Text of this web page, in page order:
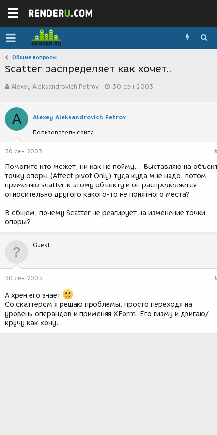
Общие вопросы
Scatter распределяет как хочет..
в
о
р
т
е
м
ы
Alexey Aleksandrovich Petrov
а
с
д
и
я
30 сен 2003
A Alexey Aleksandrovich Petrov
Пользователь сайта
30 сен 2003
Помогите кто может, ни как не пойму... Выставляю на
точку опоры (Affect pivot Only) туда куда мне надо, потом
применяю scatter к этому объекту и он распределяется
относительно другого какого-то не понятного места?
В общем, почему Scatter не реагирует на изменение точки
опоры?
Guest
30 сен 2003
А хрен его знает
Со скаттером я решаю проблемы, просто переходя на
уровень операндов и применяя XForm. Его гизму и двигаю/
кручу как хочу.